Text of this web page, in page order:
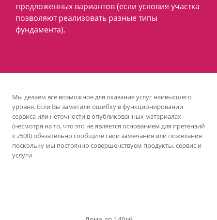
предложенных вариантов (если условия участка
позволяют реализовать разные типы
фундамента).
Мы делаем все возможное для оказания услуг наивысшего
уровня. Если Вы заметили ошибку в функционировании
сервиса или неточности в опубликованных материалах
(несмотря на то, что это не является основанием для претензий
к z500) обязательно сообщите свои замечания или пожелания
поскольку мы постоянно совершенствуем продукты, сервис и
услуги